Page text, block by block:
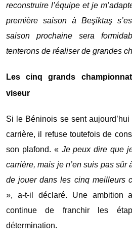
reconstruire l’équipe et je
première saison à Beşiktaş
saison prochaine sera
tenterons de réaliser de grandes
Les cinq grands
viseur
Si le Béninois se sent
carrière, il refuse toutefois de
son plafond. « Je peux dire que
carrière, mais je n’en suis pas sûr
de jouer dans les cinq meilleurs
», a-t-il déclaré. Une ambition
continue de franchir les
détermination.